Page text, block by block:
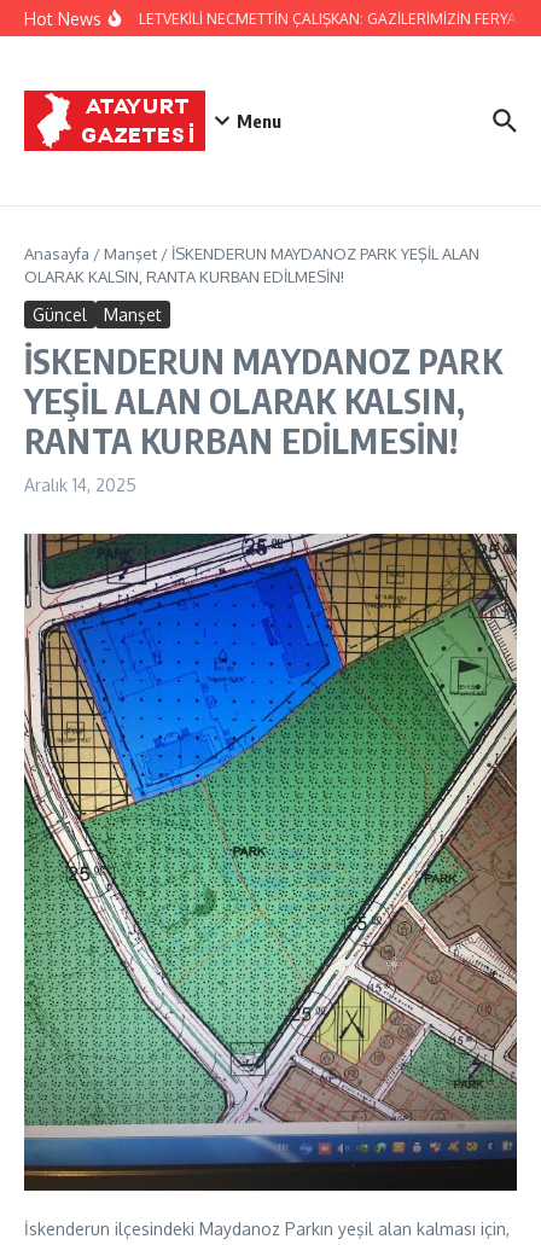
İçeriğe atla
Hot News
HATAY MİLLETVEKİLİ NECMETTİN ÇALIŞKAN: GAZİLERİMİZİN
Menu
Anasayfa / Manşet / İSKENDERUN MAYDANOZ PARK YEŞİL ALAN
OLARAK KALSIN, RANTA KURBAN EDİLMESİN!
Güncel Manşet
İSKENDERUN MAYDANOZ PARK
YEŞİL ALAN OLARAK KALSIN,
RANTA KURBAN EDİLMESİN!
Aralık 14, 2025
İskenderun ilçesindeki Maydanoz Parkın yeşil alan kalması için,